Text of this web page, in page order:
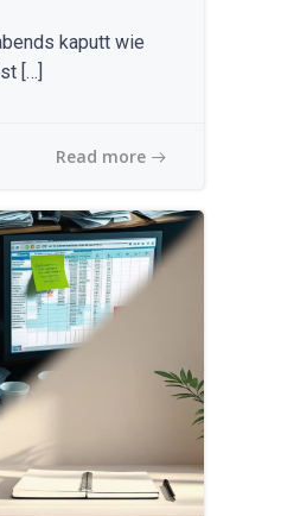
kaputt wie
[…]
Read more